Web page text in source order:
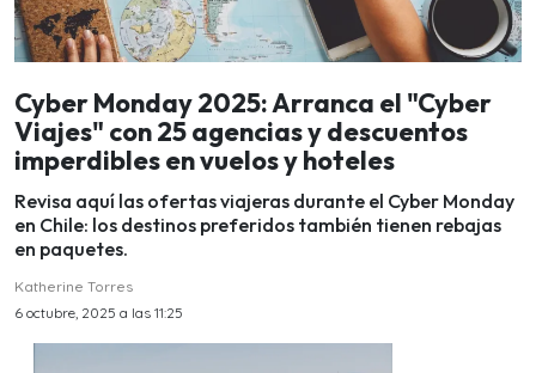
Cyber Monday 2025: Arranca el "Cyber
Viajes" con 25 agencias y descuentos
imperdibles en vuelos y hoteles
Revisa aquí las ofertas viajeras durante el Cyber Monday
en Chile: los destinos preferidos también tienen rebajas
en paquetes.
Katherine Torres
6 octubre, 2025 a las 11:25